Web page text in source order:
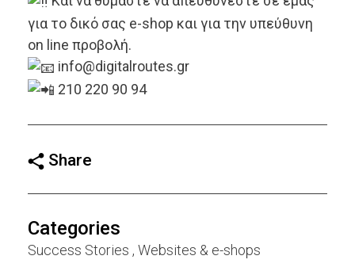
για το δικό σας e-shop και για την υπεύθυνη
on line προβολή.
info@digitalroutes.gr
210 220 90 94
Share
Categories
Success Stories Websites & e-shops